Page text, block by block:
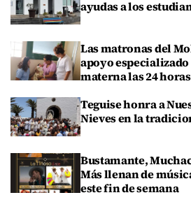
ayudas a los
Las matronas del
apoyo
materna las 24
Teguise honra a
Nieves en la
Bustamante,
Más llenan de
este fin de semana